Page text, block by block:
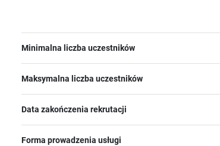
Minimalna liczba uczestników
Maksymalna liczba uczestników
Data zakończenia rekrutacji
Forma prowadzenia usługi